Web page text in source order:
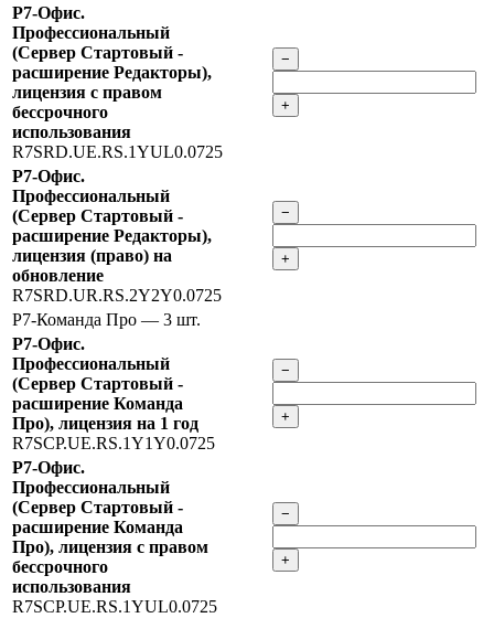
Р7-Офис.
Профессиональный
(Сервер Стартовый -
расширение Редакторы),
лицензия с правом
бессрочного
использования
R7SRD.UE.RS.1YUL0.0725
−
+
Р7-Офис.
Профессиональный
(Сервер Стартовый -
расширение Редакторы),
лицензия (право) на
обновление
R7SRD.UR.RS.2Y2Y0.0725
−
+
Р7-Команда Про — 3 шт.
Р7-Офис.
Профессиональный
(Сервер Стартовый -
расширение Команда
Про), лицензия на 1 год
R7SCP.UE.RS.1Y1Y0.0725
−
+
Р7-Офис.
Профессиональный
(Сервер Стартовый -
расширение Команда
Про), лицензия с правом
бессрочного
использования
R7SCP.UE.RS.1YUL0.0725
−
+